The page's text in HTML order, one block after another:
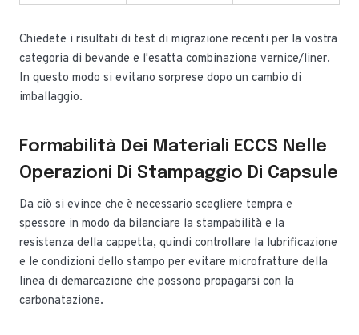
Chiedete i risultati di test di migrazione recenti per la vostra
categoria di bevande e l'esatta combinazione vernice/liner.
In questo modo si evitano sorprese dopo un cambio di
imballaggio.
Formabilità Dei Materiali ECCS Nelle
Operazioni Di Stampaggio Di Capsule
Da ciò si evince che è necessario scegliere tempra e
spessore in modo da bilanciare la stampabilità e la
resistenza della cappetta, quindi controllare la lubrificazione
e le condizioni dello stampo per evitare microfratture della
linea di demarcazione che possono propagarsi con la
carbonatazione.